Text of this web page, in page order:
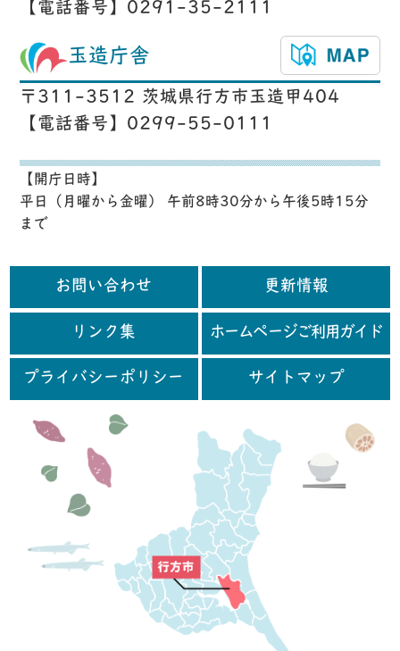
【電話番号】0291-35-2111
玉造庁舎
〒311-3512 茨城県行方市玉造甲404
【電話番号】0299-55-0111
【開庁日時】
平日（月曜から金曜） 午前8時30分から午後5時15分
まで
お問い合わせ 更新情報
リンク集 ホームページご利用ガイド
プライバシーポリシー サイトマップ